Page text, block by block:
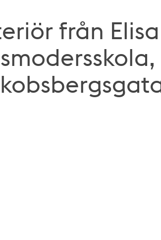
från